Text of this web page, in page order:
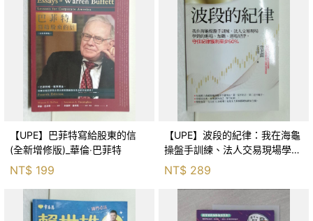
【UPE】巴菲特寫給股東的信
(全新增修版)_華倫‧巴菲特
NT$ 199
【UPE】波段的紀律：我在海龜
操盤手訓練、法人交易現場學到
的進場、加碼、退場紀律，守住
紀律獲利至少50％_雷老闆
NT$ 289